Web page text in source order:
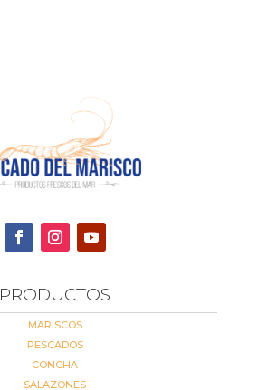
PRODUCTOS
MARISCOS
PESCADOS
CONCHA
SALAZONES